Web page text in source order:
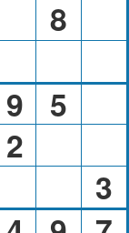
8
9
5
2
3